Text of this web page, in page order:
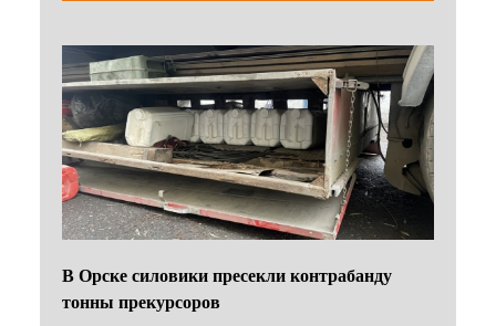
В Орске силовики пресекли контрабанду
тонны прекурсоров